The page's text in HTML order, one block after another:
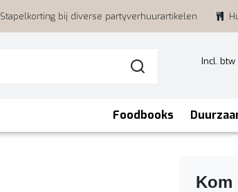
Stapelkorting bij diverse partyverhuurartikelen
Incl. btw
Foodbooks
Kom